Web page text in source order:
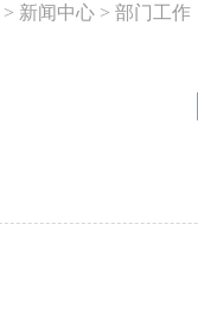
> 新闻中心 > 部门工作